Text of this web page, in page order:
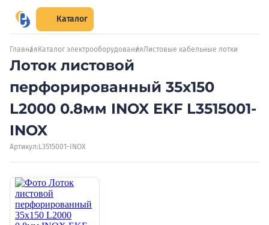
Каталог
Главная Каталог электрооборудованияЛистовые кабельные лотки
Лоток листовой
перфорированный 35х150
L2000 0.8мм INOX EKF L3515001-
INOX
Артикул: L3515001-INOX